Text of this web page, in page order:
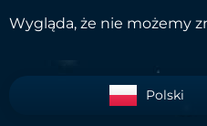
Wygląda, że nie możemy
Polski